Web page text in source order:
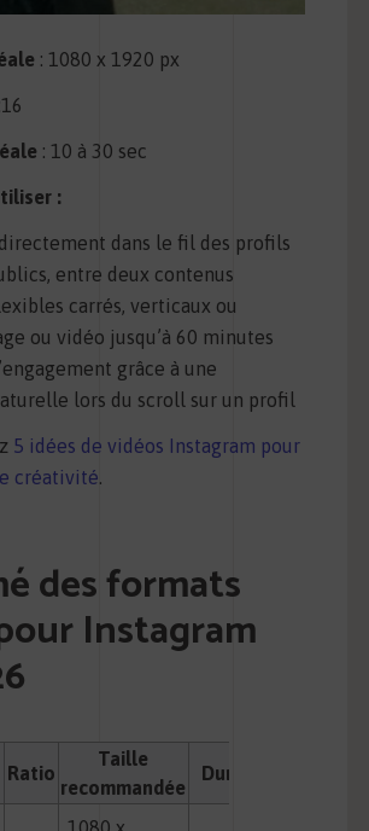
: 1080 x 1920 px
: 10 à 30 sec
:
directement dans le fil des profils
entre deux contenus
carrés, verticaux ou
ou vidéo jusqu’à 60 minutes
grâce à une
lors du scroll sur un profil
5 idées de vidéos Instagram pour
créativité.
des formats
Instagram
Ratio
Taille
recommandée
Durée idéale